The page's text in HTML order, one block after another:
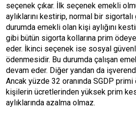
seçenek çıkar. İlk seçenek emekli
aylıklarını kestirip, normal bir sigortalı
durumda emekli olan kişi aylığını
gibi bütün sigorta kollarına prim
eder. İkinci seçenek ise sosyal
ödenmesidir. Bu durumda çalışan
devam eder. Diğer yandan da
Ancak yüzde 32 oranında SGDP
kişilerin ücretlerinden yüksek prim
aylıklarında azalma olmaz.